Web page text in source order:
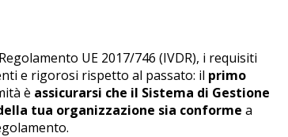
UE 2017/746 (IVDR), i requisiti
e rigorosi rispetto al passato: il primo
è assicurarsi che il Sistema di Gestione
tua organizzazione sia conforme a